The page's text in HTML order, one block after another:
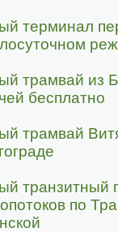
терминал
трамвай из
бесплатно
трамвай
транзитный
по